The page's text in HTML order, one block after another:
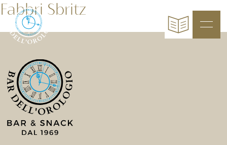
Fabbri Sbritz